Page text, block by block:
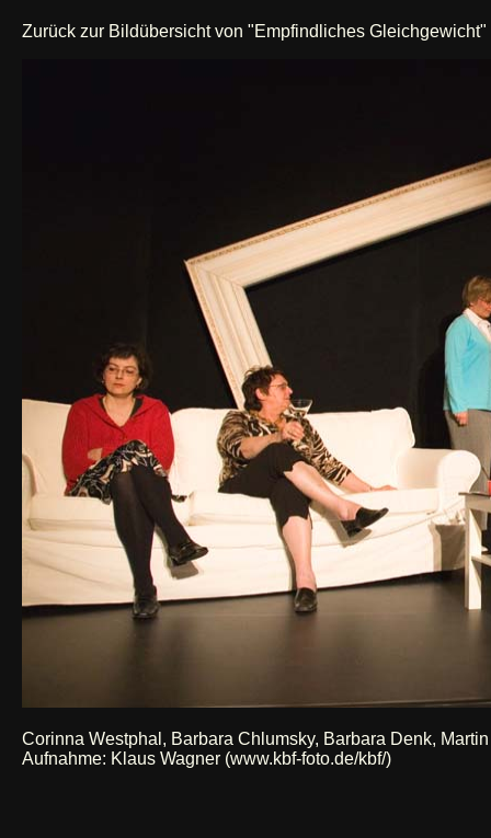
Zurück zur Bildübersicht von "Empfindliches Gleichgewicht"
Corinna Westphal, Barbara Chlumsky, Barbara Denk,
Aufnahme: Klaus Wagner (www.kbf-foto.de/kbf/)